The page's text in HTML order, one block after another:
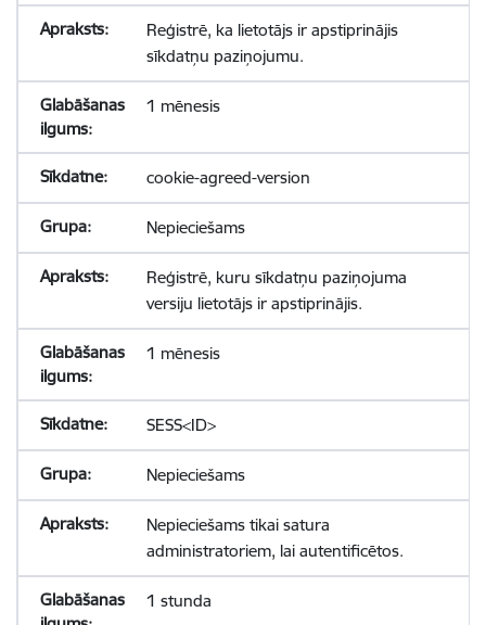
Reģistrē, ka lietotājs ir apstiprinājis
sīkdatņu paziņojumu.
1 mēnesis
cookie-agreed-version
Nepieciešams
Reģistrē, kuru sīkdatņu paziņojuma
versiju lietotājs ir apstiprinājis.
1 mēnesis
SESS<ID>
Nepieciešams
Nepieciešams tikai satura
administratoriem, lai autentificētos.
1 stunda